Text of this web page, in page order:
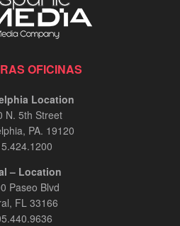
OFICINAS
Location
N. 5th Street
PA. 19120
– Location
Paseo Blvd
FL 33166